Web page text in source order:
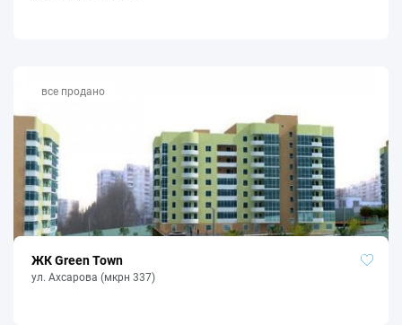
все продано
ЖК Green Town
ул. Ахсарова (мкрн 337)